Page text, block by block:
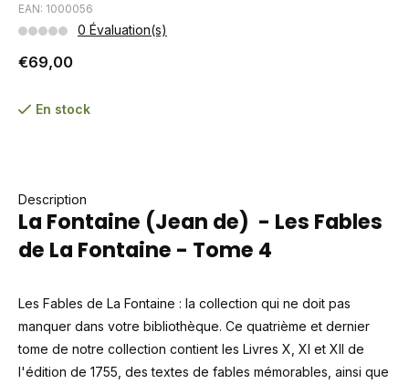
EAN: 1000056
0 Évaluation(s)
€69,00
En stock
Description
La Fontaine (Jean de) - Les Fables
de La Fontaine - Tome 4
Les Fables de La Fontaine : la collection qui ne doit pas
manquer dans votre bibliothèque. Ce quatrième et dernier
tome de notre collection contient les Livres X, XI et XII de
l'édition de 1755, des textes de fables mémorables, ainsi que